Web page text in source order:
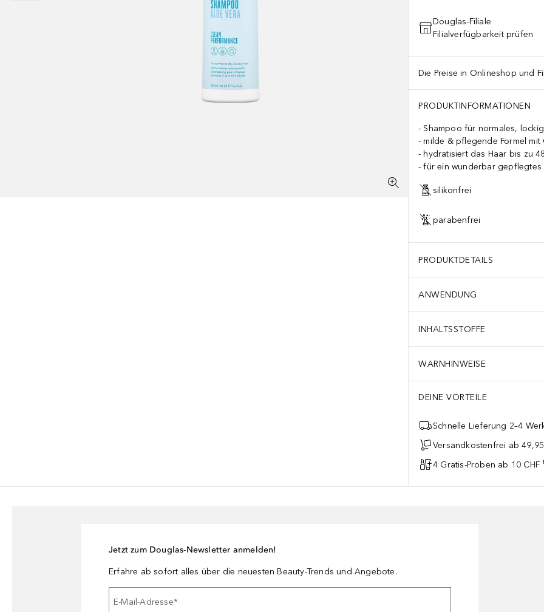
Douglas-Filiale
Filialverfügbarkeit prüfen
Die Preise in Onlineshop und
PRODUKTINFORMATIONEN
Shampoo für normales,
milde & pflegende Formel mit
hydratisiert das Haar bis zu
für ein wunderbar gepflegtes
silikonfrei
parabenfrei
PRODUKTDETAILS
ANWENDUNG
INHALTSSTOFFE
WARNHINWEISE
DEINE VORTEILE
Schnelle Lieferung 2–4
Versandkostenfrei ab 49,95
4 Gratis-Proben ab 10 CHF ¹
Jetzt zum Douglas-Newsletter anmelden!
Erfahre ab sofort alles über die neuesten Beauty-Trends und Angebote.
E-Mail-Adresse*